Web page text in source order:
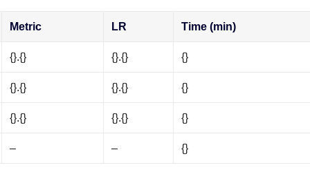
Metric LR Time (min)
{}.{} {}.{} {}
{}.{} {}.{} {}
{}.{} {}.{} {}
– – {}